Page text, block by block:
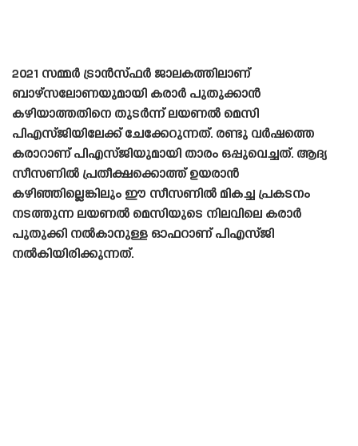
2021 സമ്മർ ട്രാൻസ്‌ഫർ ജാലകത്തിലാണ്
ബാഴ്‌സലോണയുമായി കരാർ പുതുക്കാൻ
കഴിയാത്തതിനെ തുടർന്ന് ലയണൽ മെസി
പിഎസ്‌ജിയിലേക്ക് ചേക്കേറുന്നത്. രണ്ടു വർഷത്തെ
കരാറാണ് പിഎസ്‌ജിയുമായി താരം ഒപ്പുവെച്ചത്. ആദ്യ
സീസണിൽ പ്രതീക്ഷക്കൊത്ത് ഉയരാൻ
കഴിഞ്ഞില്ലെങ്കിലും ഈ സീസണിൽ മികച്ച പ്രകടനം
നടത്തുന്ന ലയണൽ മെസിയുടെ നിലവിലെ കരാർ
പുതുക്കി നൽകാനുള്ള ഓഫറാണ് പിഎസ്‌ജി
നൽകിയിരിക്കുന്നത്.